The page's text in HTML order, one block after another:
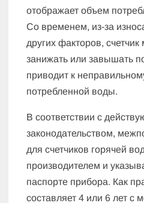
отображает объем
Со временем, из-за
других факторов, счетчик
занижать или завышать
приводит к
потребленной воды.
В соответствии с
законодательством,
для счетчиков горячей
производителем и
паспорте прибора. Как
составляет 4 или 6 лет с